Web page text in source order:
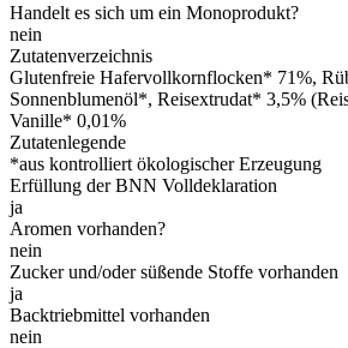
Handelt es sich um ein Monoprodukt?
nein
Zutatenverzeichnis
Glutenfreie Hafervollkornflocken* 71%,
Sonnenblumenöl*, Reisextrudat* 3,5%
Vanille* 0,01%
Zutatenlegende
*aus kontrolliert ökologischer Erzeugung
Erfüllung der BNN Volldeklaration
ja
Aromen vorhanden?
nein
Zucker und/oder süßende Stoffe vorhanden
ja
Backtriebmittel vorhanden
nein